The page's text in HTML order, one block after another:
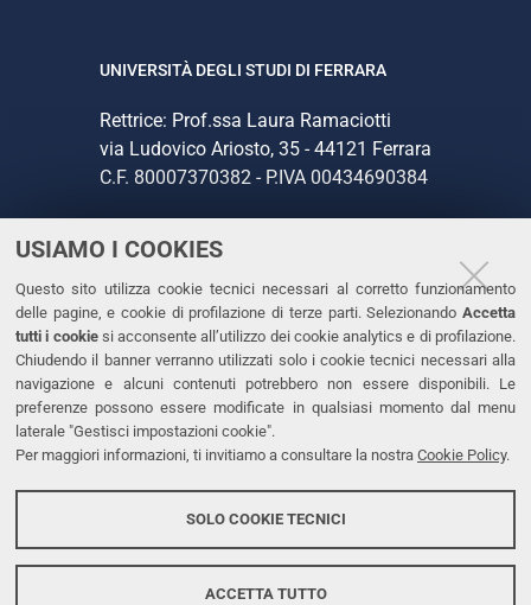
USIAMO I COOKIES
Questo sito utilizza cookie tecnici necessari al corretto funzionamento
delle pagine, e cookie di profilazione di terze parti. Selezionando Accetta
tutti i cookiesi acconsente all’utilizzo dei cookie analytics e di profilazione.
Chiudendo il banner verranno utilizzati solo i cookie tecnici necessari alla
navigazione e alcuni contenuti potrebbero non essere disponibili. Le
preferenze possono essere modificate in qualsiasi momento dal menu
laterale "Gestisci impostazioni cookie".
Per maggiori informazioni, ti invitiamo a consultare la nostra Cookie Policy.
SOLO COOKIE TECNICI
ACCETTA TUTTO
UNIVERSITÀ DEGLI STUDI DI FERRARA
Rettrice: Prof.ssa Laura Ramaciotti
via Ludovico Ariosto, 35 - 44121 Ferrara
C.F. 80007370382 - P.IVA 00434690384
CONTATTI
Tel. +39 0532 293111
Fax. +39 0532 293031
PEC
LINKS
Dichiarazione di accessibilità
Protezione dati personali